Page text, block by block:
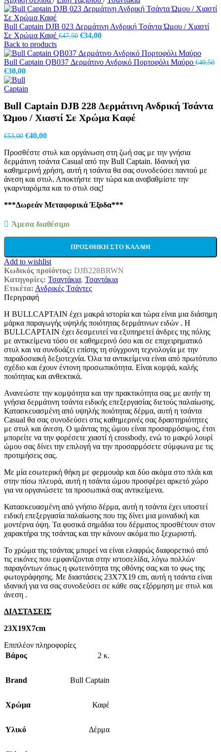
Bull Captain DJB 023 Δερμάτινη Ανδρική Τσάντα Ώμου / Χιαστί
Σε Χρώμα Καφέ €47,50 Original
was:
€47,50.
€34,00Η
τιμή
είναι:
Back to products
Bull Captain QB037 Δερμάτινο Ανδρικό Πορτοφόλι Μαύρο €40,50
Original
price
was:
€30,00Η
τιμή
€30,00.
Bull Captain DJB 228 Δερμάτινη Ανδρική Τσάντα
Ώμου / Χιαστί Σε Χρώμα Καφέ
€53,00 Original
was:
€53,00.
€40,00Η
τιμή
είναι:
€40,00.
Προσθέστε στυλ και οργάνωση στη ζωή σας με την γνήσια
δερμάτινη τσάντα Casual από την Bull Captain. Ιδανική για
καθημερινή χρήση, αυτή η τσάντα θα σας συνοδεύσει παντού με
άνεση και στυλ. Αποκτήστε την τώρα και αναβαθμίστε την
γκαρνταρόμπα και το στυλ σας!
***Δωρεάν Μεταφορικά Έξοδα***
Άμεσα διαθέσιμο
ΠΡΟΣΘΉΚΗ ΣΤΟ ΚΑΛΆΘΙ
Add to wishlist
Κωδικός προϊόντος: DJB228BRWN
Κατηγορίες: Τσαντάκια, Τσαντάκια
Ετικέτα: Ανδρικές Τσάντες
Περιγραφή
Η BULLCAPTAIN έχει μακρά ιστορία και τώρα είναι μια διάσημη
μάρκα παραγωγής υψηλής ποιότητας δερμάτινων ειδών . Η
BULLCAPTAIN έχει δεσμευτεί να εξυπηρετεί άνδρες της πόλης
με αντικείμενα τόσο σε καθημερινό όσο και σε επιχειρηματικό
στυλ και να συνδυάζει επίσης τη σύγχρονη τεχνολογία με την
παραδοσιακή δεξιοτεχνία. Όλα τα αντικείμενα είναι από πρωτότυπο
σχέδιο και έχουν έντονη προσωπικότητα. Είναι κομψά, καλής
ποιότητας και ανθεκτικά.
Ανανεώστε την κομψότητα και την πρακτικότητα σας με αυτήν τη
γνήσια δερμάτινη τσάντα ειδικής επεξεργασίας διετούς παλαίωσης.
Κατασκευασμένη από υψηλής ποιότητας δέρμα, αυτή η τσάντα
Casual θα σας συνοδεύσει στις καθημερινές σας δραστηριότητες
με στυλ και άνεση. Ο ιμάντας της ώμου είναι προσαρμόσιμος, έτσι
μπορείτε να την φορέσετε χιαστί ή crossbody, ενώ το μακρύ λουρί
ώμου σας δίνει την επιλογή να την προσαρμόσετε σύμφωνα με τις
προτιμήσεις σας.
Με μία εσωτερική θήκη με φερμουάρ και δύο ακόμα στο πλάι και
στην πίσω πλευρά, αυτή η τσάντα ώμου προσφέρει αρκετό χώρο
για να οργανώσετε τα προσωπικά σας αντικείμενα.
Κατασκευασμένη από γνήσιο δέρμα, αυτή η τσάντα έχει υποστεί
ειδική επεξεργασία παλαίωσης που της δίνει μια μοναδική και
μοντέρνα όψη. Τα φυσικά σημάδια του δέρματος προσθέτουν στον
χαρακτήρα της τσάντας και την κάνουν ακόμα πιο ξεχωριστή.
Το χρώμα της τσάντας μπορεί να είναι ελαφρώς διαφορετικό από
τις εικόνες που εμφανίζονται στην ιστοσελίδα, λόγω πολλών
παραγόντων όπως η φωτεινότητα της οθόνης σας και το φως της
φωτογράφησης. Με διαστάσεις 23Χ7Χ19 cm, αυτή η τσάντα είναι
ιδανική για να σας συνοδεύσει σε κάθε σας εξόρμηση με στυλ και
άνεση .
ΔΙΑΣΤΑΣΕΙΣ
23Χ19Χ7cm
Επιπλέον πληροφορίες
Βάρος
2 κ.
Brand Bull Captain
Χρώμα Καφέ
Υλικό Δέρμα